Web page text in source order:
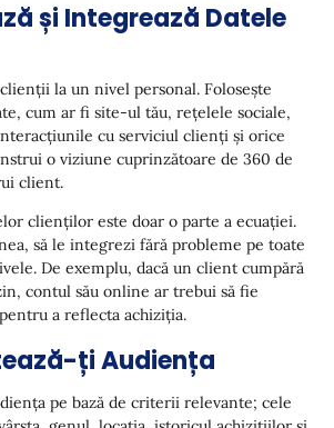
și Integrează Datele
la un nivel personal. Folosește
cum ar fi site-ul tău, rețelele sociale,
cu serviciul clienți și orice
o viziune cuprinzătoare de 360 de
client.
clienților este doar o parte a ecuației.
să le integrezi fără probleme pe toate
De exemplu, dacă un client cumpără
contul său online ar trebui să fie
a reflecta achiziția.
ți Audiența
pe bază de criterii relevante; cele